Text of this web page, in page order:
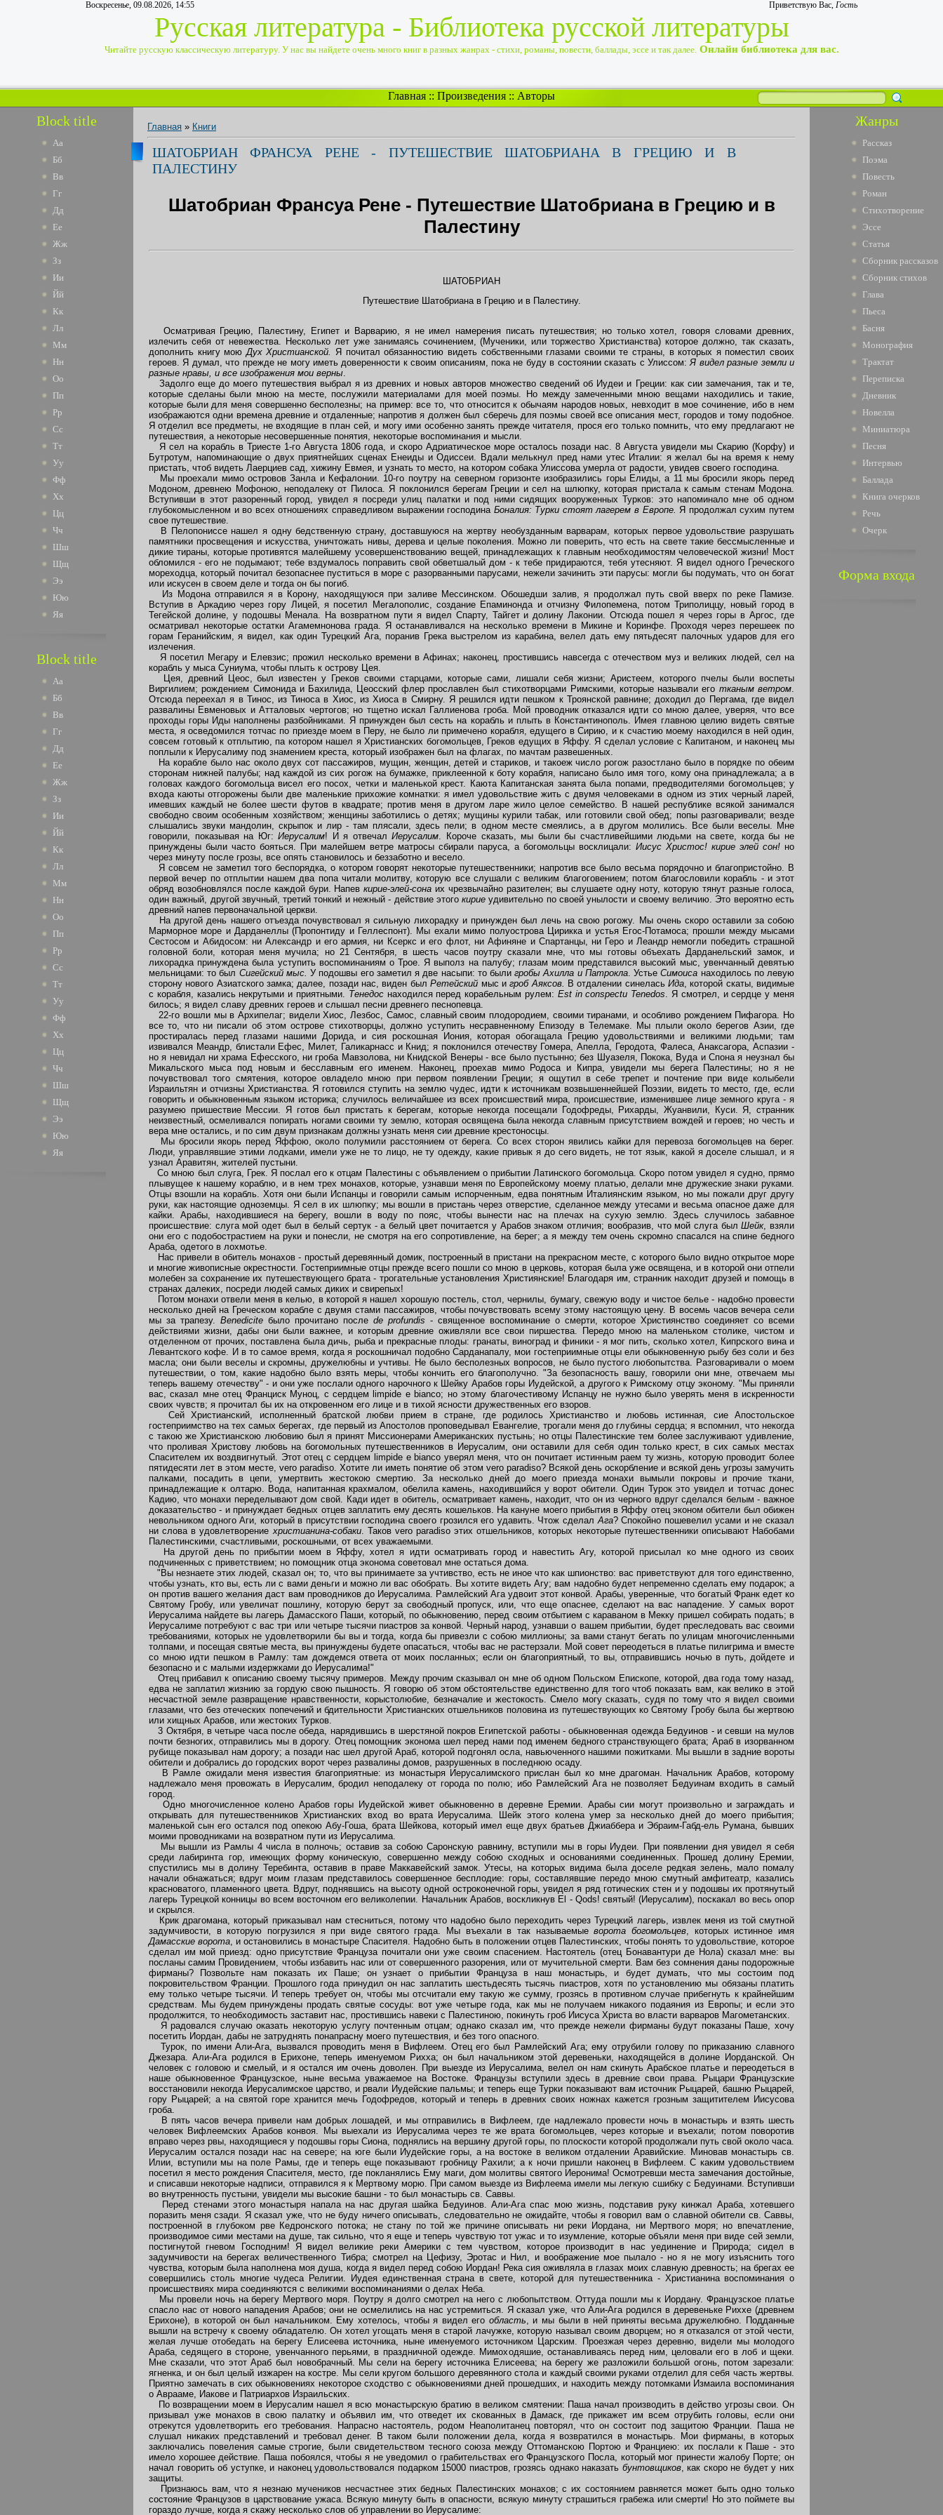
Воскресенье, 09.08.2026, 14:55 Приветствую Вас, Гость
Русская литература - Библиотека русской литературы
Читайте русскую классическую литературу. У нас вы найдете очень много книг в разных жанрах - стихи, романы, повести, баллады, эссе и так далее. Онлайн библиотека для вас.
Главная :: Произведения :: Авторы
Block title
Аа
Бб
Вв
Гг
Дд
Ее
Жж
Зз
Ии
Йй
Кк
Лл
Мм
Нн
Оо
Пп
Рр
Сс
Тт
Уу
Фф
Хх
Цц
Чч
Шш
Щщ
Ээ
Юю
Яя
Block title
Аа
Бб
Вв
Гг
Дд
Ее
Жж
Зз
Ии
Йй
Кк
Лл
Мм
Нн
Оо
Пп
Рр
Сс
Тт
Уу
Фф
Хх
Цц
Чч
Шш
Щщ
Ээ
Юю
Яя
Главная » Книги
ШАТОБРИАН ФРАНСУА РЕНЕ - ПУТЕШЕСТВИЕ ШАТОБРИАНА В ГРЕЦИЮ И В
ПАЛЕСТИНУ
Шатобриан Франсуа Рене - Путешествие Шатобриана в Грецию и в
Палестину
ШАТОБРИАН
Путешествие Шатобриана в Грецию и в Палестину.
Осматривая Грецию, Палестину, Египет и Варварию, я не имел намерения писать путешествия; но только хотел, говоря словами древних,
излечить себя от невежества. Несколько лет уже занимаясь сочинением, (Мученики, или торжество Христианства) которое должно, так сказать,
дополнить книгу мою Дух Христианской.
Я почитал обязанностию видеть собственными глазами своими те страны, в которых я поместил своих
героев. Я думал, что прежде не могу иметь доверенности к своим описаниям, пока не буду в состоянии сказать с Улиссом:Я видел разные земли и
разные нравы, и все изображения мои верны
Задолго еще до моего путешествия выбрал я из древних и новых авторов множество сведений об Иудеи и Греции: как сии замечания, так и те,
которые сделаны были мною на месте, послужили материалами для моей поэмы. Но между замеченными мною вещами находились и такие,
которые были для меня совершенно бесполезны; на пример: все то, что относится к обычаям народов новых, невходит в мое сочинение, ибо в нем
изображаются одни времена древние и отдаленные; напротив я должен был сберечь для поэмы своей все описания мест, городов и тому подобное.
Я отделил все предметы, не входящие в план сей, и могу ими особенно занять прежде читателя, прося его только помнить, что ему предлагают не
путешествия, а некоторые несовершенные понятия, некоторые воспоминания и мысли.
Я сел на корабль в Триесте 1-го Августа 1806 года, и скоро Адриатическое море осталось позади нас. 8 Августа увидели мы Скарию (Корфу) и
Бутротум, напоминающие о двух приятнейших сценах Енеиды и Одиссеи. Вдали мелькнул пред нами утес Италии: я желал бы на время к нему
пристать, чтоб видеть Лаерциев сад, хижину Евмея, и узнать то место, на котором собака Улиссова умерла от радости, увидев своего господина.
Мы проехали мимо островов Занла и Кефалонии. 10-го поутру на северном горизонте изобразились горы Елиды, а 11 мы бросили якорь перед
Модоном, древнею Мофоною, неподалеку от Пилоса. Я поклонился берегам Греции и сел на шлюпку, которая пристала к самым стенам Модона.
Вступивши в этот разоренный город, увидел я посреди улиц палатки и под ними сидящих вооруженных Турков: это напоминало мне об одном
глубокомысленном и во всех отношениях справедливом выражении господина Боналия: Турки стоят лагерем в Европе. Я продолжал сухим путем
свое путешествие.
В Пелопониссе нашел я одну бедственную страну, доставшуюся на жертву необузданным варварам, которых первое удовольствие разрушать
памятники просвещения и искусства, уничтожать нивы, дерева и целые поколения. Можно ли поверить, что есть на свете такие бессмысленные и
дикие тираны, которые противятся малейшему усовершенствованию вещей, принадлежащих к главным необходимостям человеческой жизни! Мост
обломился - его не подымают; тебе вздумалось поправить свой обветшалый дом - к тебе придираются, тебя утесняют. Я видел одного Греческого
мореходца, который почитал безопаснее пуститься в море с разорванными парусами, нежели зачинить эти парусы: могли бы подумать, что он богат
или искусен в своем деле и тогда он бы погиб.
Из Модона отправился я в Корону, находящуюся при заливе Мессинском. Обошедши залив, я продолжал путь свой вверх по реке Памизе.
Вступив в Аркадию через гору Лицей, я посетил Мегалополис, создание Епаминонда и отчизну Филопемена, потом Триполиццу, новый город в
Тегейской долине, у подошвы Менала. На возвратном пути я видел Спарту, Тайгет и долину Лаконии. Отсюда пошел я через горы в Аргос, где
осматривал некоторые остатки Агамемнонова града. Я останавливался на несколько времени в Микине и Коринфе. Проходя через перешеек по
горам Геранийским, я видел, как один Турецкий Ага, поранив Грека выстрелом из карабина, велел дать ему пятьдесят палочных ударов для его
излечения.
Я посетил Мегару и Елевзис; прожил несколько времени в Афинах; наконец, простившись навсегда с отечеством муз и великих людей, сел на
корабль у мыса Суниума, чтобы плыть к острову Цея.
Цея, древний Цеос, был известен у Греков своими старцами, которые сами, лишали себя жизни; Аристеем, которого пчелы были воспеты
Виргилием; рождением Симонида и Бахилида, Цеосский флер прославлен был стихотворцами Римскими, которые называли его тканым ветром
Отсюда переехал я в Тинос, из Тиноса в Хиос, из Хиоса в Смирну. Я решился идти пешком к Троянской равнине; доходил до Пергама, где видел
развалины Евменовых и Атталовых чертогов; но тщетно искал Галлиенова гроба. Мой проводник отказался идти со мною далее, уверяя, что все
проходы горы Иды наполнены разбойниками. Я принужден был сесть на корабль и плыть в Константинополь. Имея главною целию видеть святые
места, я осведомился тотчас по приезде моем в Перу, не было ли примечено корабля, едущего в Сирию, и к счастию моему находился в ней один,
совсем готовый к отплытию, па котором нашел я Христианских богомольцев, Греков едущих в Яффу. Я сделал условие с Капитаном, и наконец мы
поплыли к Иерусалиму под знамением креста, который изображен был на флагах, по мачтам развешенных.
На корабле было нас около двух сот пассажиров, мущин, женщин, детей и стариков, и такоеж число рогож разостлано было в порядке по обеим
сторонам нижней палубы; над каждой из сих рогож на бумажке, приклеенной к боту корабля, написано было имя того, кому она принадлежала; а в
головах каждого богомольца висел его посох, четки и маленькой крест. Каюта Капитанская занята была попами, предводителями богомольцев; у
входа каюты отгорожены были две маленькие прихожие комнатки: я имел удовольствие жить с двумя человеками в одном из этих черный ларей,
имевших каждый не более шести футов в квадрате; против меня в другом ларе жило целое семейство. В нашей республике всякой занимался
свободно своим особенным хозяйством; женщины заботились о детях; мущины курили табак, или готовили свой обед; попы разговаривали; везде
слышались звуки мандолин, скрыпок и лир - там плясали, здесь пели; в одном месте смеялись, а в другом молились. Все были веселы. Мне
говорили, показывая на Юг:Иерусалим! И я отвечалИерусалим . Короче сказать, мы были бы счастливейшими людьми на свете, когда бы не
принуждены были часто бояться. При малейшем ветре матросы сбирали паруса, а богомольцы восклицали: Иисус Христос! кирие элей сон! но
через минуту после грозы, все опять становилось и беззаботно и весело.
Я совсем не заметил того беспорядка, о котором говорят некоторые путешественники; напротив все было весьма порядочно и благопристойно. В
первой вечер по отплытии нашем два попа читали молитву, которую все слушали с великим благоговением; потом благословили корабль - и этот
обряд возобновлялся после каждой бури. Напевкирие-элей-сона их чрезвычайно разителен; вы слушаете одну ноту, которую тянут разные голоса,
один важный, другой звучный, третий тонкий и нежный - действие этогокирие удивительно по своей унылости и своему величию. Это вероятно есть
древний напев первоначальной церкви.
На другой день нашего отъезда почувствовал я сильную лихорадку и принужден был лечь на свою рогожу. Мы очень скоро оставили за собою
Марморное море и Дарданеллы (Пропонтиду и Геллеспонт). Мы ехали мимо полуострова Цирикка и устья Егос-Потамоса; прошли между мысами
Сестосом и Абидосом: ни Александр и его армия, ни Ксеркс и его флот, ни Афиняне и Спартанцы, ни Геро и Леандр немогли победить страшной
головной боли, которая меня мучила; но 21 Сентября, в шесть часов поутру сказали мне, что мы готовы объехать Дарданельский замок, и
лихорадка принуждена была уступить воспоминаниям о Трое. Я выполз на палубу; глазам моим представился высокий мыс, увенчанный девятью
мельницами: то был Сигейский мыс. У подошвы его заметил я две насыпи: то былигробы Ахилла и Патрокла. УстьеСимоиса находилось по левую
сторону нового Азиатского замка; далее, позади нас, виден былРетейский мыс игроб Аяксов. В отдалении синелась Ида, которой скаты, видимые
с корабля, казались некрутыми и приятными. Тенедоснаходился перед корабельным рулем: Est in conspectu Tenedos . Я смотрел, и сердце у меня
билось; я видел славу древних героев и слышал песни древнего песнопевца.
22-го вошли мы в Архипелаг; видели Хиос, Лезбос, Самос, славный своим плодородием, своими тиранами, и особливо рождением Пифагора. Но
все то, что ни писали об этом острове стихотворцы, должно уступить несравненному Епизоду в Телемаке. Мы плыли около берегов Азии, где
простиралась перед глазами нашими Дорида, и сия роскошная Иония, которая обогащала Грецию удовольствиями и великими людьми; там
извивался Меандр, блистали Ефес, Милет, Галикарнасс и Книд; я поклонился отечеству Гомера, Апелла, Геродота, Фалеса, Анаксагора, Аспазии -
но я невидал ни храма Ефесского, ни гроба Мавзолова, ни Книдской Венеры - все было пустынно; без Шуазеля, Покока, Вуда и Спона я неузнал бы
Микальского мыса под новым и бесславным его именем. Наконец, проехав мимо Родоса и Кипра, увидели мы берега Палестины; но я не
почувствовал того смятения, которое овладело мною при первом появлении Греции; я ощутил в себе трепет и почтение при виде колыбели
Израильтян и отчизны Христианства. Я готовился ступить на землю чудес, идти к источникам возвышеннейшей Поэзии, видеть то место, где, если
говорить и обыкновенным языком историка; случилось величайшее из всех происшествий мира, происшествие, изменившее лице земного круга - я
разумею пришествие Мессии. Я готов был пристать к берегам, которые некогда посещали Годофреды, Рихарды, Жуанвили, Куси. Я, странник
неизвестный, осмеливался попирать ногами своими ту землю, которая освящена была некогда славным присутствием вождей и героев; но честь и
вера мне остались, и по сим двум признакам должны узнать меня сии древние крестоносцы.
Мы бросили якорь перед Яффою, около полумили расстоянием от берега. Со всех сторон явились кайки для перевоза богомольцев на берег.
Люди, управлявшие этими лодками, имели уже не то лицо, не ту одежду, какие привык я до сего видеть, не тот язык, какой я доселе слышал, и я
узнал Аравитян, жителей пустыни.
Со мною был слуга, Грек. Я послал его к отцам Палестины с объявлением о прибытии Латинского богомольца. Скоро потом увидел я судно, прямо
плывущее к нашему кораблю, и в нем трех монахов, которые, узнавши меня по Европейскому моему платью, делали мне дружеские знаки руками.
Отцы взошли на корабль. Хотя они были Испанцы и говорили самым испорченным, едва понятным Италиянским языком, но мы пожали друг другу
руки, как настоящие одноземцы. Я сел в их шлюпку; мы вошли в пристань через отверстие, сделанное между утесами и весьма опасное даже для
кайки. Арабы, находившиеся на берегу, вошли в воду по пояс, чтобы вынести нас на плечах на сухую землю. Здесь случилось забавное
происшествие: слуга мой одет был в белый сертук - а белый цвет почитается у Арабов знаком отличия; вообразив, что мой слуга былШейк, взяли
они его с подобострастием на руки и понесли, не смотря на его сопротивление, на берег; а я между тем очень скромно спасался на спине бедного
Араба, одетого в лохмотье.
Нас привели в обитель монахов - простый деревянный домик, построенный в пристани на прекрасном месте, с которого было видно открытое море
и многие живописные окрестности. Гостеприимные отцы прежде всего пошли со мною в церковь, которая была уже освящена, и в которой они отпели
молебен за сохранение их путешествующего брата - трогательные установления Християнские! Благодаря им, странник находит друзей и помощь в
странах далеких, посреди людей самых диких и свирепых!
Потом монахи отвели меня в келью, в которой я нашел хорошую постель, стол, чернилы, бумагу, свежую воду и чистое белье - надобно провести
несколько дней на Греческом корабле с двумя стами пассажиров, чтобы почувствовать всему этому настоящую цену. В восемь часов вечера сели
мы за трапезу. Benedicite было прочитано после de profundis - священное воспоминание о смерти, которое Християнство соединяет со всеми
действиями жизни, дабы они были важнее, и которым древние оживляли все свои пиршества. Передо мною на маленьком столике, чистом и
отделенном от прочих, поставлена была дичь, рыба и прекрасные плоды: гранаты, виноград и финики - я мог пить, сколько хотел, Кипрского вина и
Левантского кофе. И в то самое время, когда я роскошничал подобно Сарданапалу, мои гостеприимные отцы ели обыкновенную рыбу без соли и без
масла; они были веселы и скромны, дружелюбны и учтивы. Не было бесполезных вопросов, не было пустого любопытства. Разговаривали о моем
путешествии, о том, какие надобно было взять меры, чтобы кончить его благополучно. "За безопасность вашу, говорили они мне, отвечаем мы
теперь вашему отечеству" - и они уже послали одного нарочного к Шейку Арабов горы Иудейской, а другого к Римскому отцу эконому. "Мы приняли
вас, сказал мне отец Франциск Муноц, с сердцем limpide e bianco; но этому благочестивому Испанцу не нужно было уверять меня в искренности
своих чувств; я прочитал бы их на откровенном его лице и в тихой ясности дружественных его взоров.
Сей Христианский, исполненный братской любви прием в стране, где родилось Христианство и любовь истинная, сие Апостольское
гостеприимство на тех самых берегах, где первый из Апостолов проповедывал Евангелие, трогали меня до глубины сердца; я вспомнил, что некогда
с такою же Христианскою любовию был я принят Миссионерами Американских пустынь; но отцы Палестинские тем более заслуживают удивление,
что проливая Христову любовь на богомольных путешественников в Иерусалим, они оставили для себя один только крест, в сих самых местах
Спасителем их воздвигнутый. Этот отец с сердцем limpide e bianco уверял меня, что он почитает истинным раем ту жизнь, которую проводит более
пятидесяти лет в этом месте, vero paradiso. Хотите ли иметь понятие об этом vero paradiso? Всякой день оскорбление и всякой день угрозы замучить
палками, посадить в цепи, умертвить жестокою смертию. За несколько дней до моего приезда монахи вымыли покровы и прочие ткани,
принадлежащие к олтарю. Вода, напитанная крахмалом, обелила камень, находившийся у ворот обители. Один Турок это увидел и тотчас донес
Кадию, что монахи переделывают дом свой. Кади идет в обитель, осматривает камень, находит, что он из черного вдруг сделался белым - важное
доказательство - и принуждает бедных отцев заплатить ему десять кошельков. На кануне моего прибытия в Яффу отец эконом обители был обижен
невольником одного Аги, который в присутствии господина своего грозился его удавить. Чтож сделал Ага? Спокойно пошевелил усами и не сказал
ни слова в удовлетворение христианина-собаки. Таков vero paradiso этих отшельников, которых некоторые путешественники описывают Набобами
Палестинскими, счастливыми, роскошными, от всех уважаемыми.
На другой день по прибытии моем в Яффу, хотел я идти осматривать город и навестить Агу, которой присылал ко мне одного из своих
подчиненных с приветствием; но помощник отца эконома советовал мне остаться дома.
"Вы незнаете этих людей, сказал он; то, что вы принимаете за учтивство, есть не иное что как шпионство: вас приветствуют для того единственно,
чтобы узнать, кто вы, есть ли с вами деньги и можно ли вас обобрать. Вы хотите видеть Агу; вам надобно будет непременно сделать ему подарок; а
он против вашего желания даст вам проводников до Иерусалима. Рамлейский Ага удвоит этот конвой. Арабы, уверенные, что богатый Франк едет ко
Святому Гробу, или увеличат пошлину, которую берут за свободный пропуск, или, что еще опаснее, сделают на вас нападение. У самых ворот
Иерусалима найдете вы лагерь Дамасского Паши, который, по обыкновению, перед своим отбытием с караваном в Мекку пришел собирать подать; в
Иерусалиме потребуют с вас три или четыре тысячи пиастров за конвой. Черный народ, узнавши о вашем прибытии, будет преследовать вас своими
требованиями, которых не удовлетворили бы вы и тогда, когда бы привезли с собою миллионы; за вами станут бегать по улицам многочисленными
толпами, и посещая святые места, вы принуждены будете опасаться, чтобы вас не растерзали. Мой совет переодеться в платье пилигрима и вместе
со мною идти пешком в Рамлу: там дождемся ответа от моих посланных; если он благоприятный, то вы, отправившись ночью в путь, дойдете и
безопасно и с малыми издержками до Иерусалима!"
Отец прибавил к описанию своему тысячу примеров. Между прочим сказывал он мне об одном Польском Епископе, которой, два года тому назад,
едва не заплатил жизнию за гордую свою пышность. Я говорю об этом обстоятельстве единственно для того чтоб показать вам, как велико в этой
несчастной земле развращение нравственности, корыстолюбие, безначалие и жестокость. Смело могу сказать, судя по тому что я видел своими
глазами, что без отеческих попечений и бдительности Христианских отшельников половина из путешествующих ко Святому Гробу была бы жертвою
или хищных Арабов, или жестоких Турков.
3 Октября, в четыре часа после обеда, нарядившись в шерстяной покров Египетской работы - обыкновенная одежда Бедуинов - и севши на мулов
почти безногих, отправились мы в дорогу. Отец помощник эконома шел перед нами под именем бедного странствующего брата; Араб в изорванном
рубище показывал нам дорогу; а позади нас шел другой Араб, которой подгонял осла, навьюченного нашими пожитками. Мы вышли в задние вороты
обители и добрались до городских ворот через развалины домов, разрушенных в последнюю осаду.
В Рамле ожидали меня известия благоприятные: из монастыря Иерусалимского прислан был ко мне драгоман. Начальник Арабов, которому
надлежало меня провожать в Иерусалим, бродил неподалеку от города по полю; ибо Рамлейский Ага не позволяет Бедуинам входить в самый
город.
Одно многочисленное колено Арабов горы Иудейской живет обыкновенно в деревне Еремии. Арабы сии могут произвольно и заграждать и
открывать для путешественников Христианских вход во врата Иерусалима. Шейк этого колена умер за несколько дней до моего прибытия;
маленькой сын его остался под опекою Абу-Гоша, брата Шейкова, который имел еще двух братьев Джиаббера и Эбраим-Габд-ель Румана, бывших
моими проводниками на возвратном пути из Иерусалима.
Мы вышли из Рамлы 4 числа в полночь; оставив за собою Саронскую равнину, вступили мы в горы Иудеи. При появлении дня увидел я себя
среди лабиринта гор, имеющих форму коническую, совершенно между собою сходных и основаниями соединенных. Прошед долину Еремии,
спустились мы в долину Теребинта, оставив в праве Маккавейский замок. Утесы, на которых видима была доселе редкая зелень, мало помалу
начали обнажаться; вдруг моим глазам представилось совершенное бесплодие: горы, составлявшие передо мною смутный амфитеатр, казались
красноватого, пламенного цвета. Вдруг, поднявшись на высоту одной остроконечной горы, увидел я ряд готических стен и у подошвы их протянутый
лагерь Турецкой конницы во всем восточном его великолепии. Начальник Арабов, воскликнув El - Qods! святый! (Иерусалим), поскакал во весь опор
и скрылся.
Крик драгомана, который приказывал нам стесниться, потому что надобно было переходить через Турецкий лагерь, извлек меня из той смутной
задумчивости, в которую погрузился я при виде святого града. Мы въехали в так называемыеворота богомольцев , которых истинное имя
Дамасские ворота , и остановились в монастыре Спасителя. Надобно быть в положении отцев Палестинских, чтобы понять то удовольствие, которое
сделал им мой приезд: одно присутствие Француза почитали они уже своим спасением. Настоятель (отец Бонавантури де Нола) сказал мне: вы
посланы самим Провидением, чтобы избавить нас или от совершенного разорения, или от мучительной смерти. Вам без сомнения даны подорожные
фирманы? Позвольте нам показать их Паше; он узнает о прибытии Француза в наш монастырь, и будет думать, что мы состоим под
покровительством Франции. Прошлого года принудил он нас заплатить шестьдесять тысячь пиастров, хотя по установлению мы обязаны платить
ему только четыре тысячи. И теперь требует он, чтобы мы отсчитали ему такую же сумму, грозясь в противном случае прибегнуть к крайнейшим
средствам. Мы будем принуждены продать святые сосуды: вот уже четыре года, как мы не получаем никакого подаяния из Европы; и если это
продолжится, то необходимость заставит нас, простившись навеки с Палестиною, покинуть гроб Иисуса Христа во власти варваров Магометанских.
Я радовался случаю оказать некоторую услугу почтенным отцам; однако сказал им, что прежде нежели фирманы будут показаны Паше, хочу
посетить Иордан, дабы не затруднять понапрасну моего путешествия, и без того опасного.
Турок, по имени Али-Ага, вызвался проводить меня в Вифлеем. Отец его был Рамлейский Ага; ему отрубили голову по приказанию славного
Джезара. Али-Ага родился в Ерихоне, теперь именуемом Рихха; он был начальником этой деревеньки, находящейся в долине Иорданской. Он
человек с головою и смелый, и я остался им очень доволен. При выезде из Иерусалима, велел он нам скинуть Арабское платье и переодеться в
наше обыкновенное Французское, ныне весьма уважаемое на Востоке. Французы вступили здесь в древние свои права. Рыцари Французские
восстановили некогда Иерусалимское царство, и рвали Иудейские пальмы; и теперь еще Турки показывают вам источник Рыцарей, башню Рыцарей,
гору Рыцарей; а на святой горе хранится мечь Годофредов, который и теперь в древних своих ножнах кажется грозным защитителем Иисусова
гроба.
В пять часов вечера привели нам добрых лошадей, и мы отправились в Вифлеем, где надлежало провести ночь в монастырь и взять шесть
человек Вифлеемских Арабов конвоя. Мы выехали из Иерусалима через те же врата богомольцев, через которые и въехали; потом поворотив
вправо через рвы, находящиеся у подошвы горы Сиона, поднялись на вершину другой горы, по плоскости которой продолжали путь свой около часа.
Иерусалим остался позади нас на севере; на юге были Иудейские горы, а на востоке в великом отдалении Аравийские. Миновав монастырь св.
Илии, вступили мы на поле Рамы, где и теперь еще показывают гробницу Рахили; а к ночи пришли наконец в Вифлеем. С каким удовольствием
посетил я место рождения Спасителя, место, где покланялись Ему маги, дом молитвы святого Иеронима! Осмотревши места замечания достойные,
и списавши некоторые надписи, отправился я к Мертвому морю. При самом выезде из Вифлеема имели мы легкую сшибку с Бедуинами. Вступивши
во внутренность пустыни, увидели мы высокие башни - то был монастырь св. Саввы.
Перед стенами этого монастыря напала на нас другая шайка Бедуинов. Али-Ага спас мою жизнь, подставив руку кинжал Араба, хотевшего
поразить меня сзади. Я сказал уже, что не буду ничего описывать, следовательно не ожидайте, чтобы я говорил вам о славной обители св. Саввы,
построенной в глубоком рве Кедронского потока; не стану по той же причине описывать ни реки Иордана, ни Мертвого моря; но впечатление,
производимое сими местами на душе, так сильно, что я еще и теперь чувствую тот ужас и то изумление, которые объяли меня при виде сей земли,
постигнутой гневом Господним! Я видел великие реки Америки с тем чувством, которое производит в нас уединение и Природа; сидел в
задумчивости на берегах величественного Тибра; смотрел на Цефизу, Эротас и Нил, и воображение мое пылало - но я не могу изъяснить того
чувства, которым была наполнена моя душа, когда я видел перед собою Иордан! Река сия оживляла в глазах моих славную древность; на брегах ее
совершились столь многие чудеса Религии. Иудея единственная страна в свете, которой для путешественника - Христианина воспоминания о
происшествиях мира соединяются с великими воспоминаниями о делах Неба.
Мы провели ночь на берегу Мертвого моря. Поутру я долго смотрел на него с любопытством. Оттуда пошли мы к Иордану. Французское платье
спасло нас от нового нападения Арабов; они не осмелились на нас устремиться. Я сказал уже, что Али-Ага родился в деревеньке Риххе (древнем
Ерихоне), в которой он был начальником. Ему хотелось, чтобы я видел его область , и мы были в ней приняты весьма дружелюбно. Подданные
вышли на встречу к своему обладателю. Он хотел угощать меня в старой лачужке, которую называл своим дворцем; но я отказался от этой чести,
желая лучше отобедать на берегу Елисеева источника, ныне именуемого источником Царским. Проезжая через деревню, видели мы молодого
Араба, седящего в стороне, увенчанного перьями, в праздничной одежде. Мимоходяшие, останавливаясь перед ним, целовали его в лоб и щеки.
Мне сказали, что этот Араб был новобрачный. Мы сели на берегу источника Елисеева; на берегу же разложили большой огонь, потом зарезали:
ягненка, и он был целый изжарен на костре. Мы сели кругом большого деревянного стола и каждый своими руками отделил для себя часть жертвы.
Приятно замечать в сих обыкновениях некоторое сходство с обыкновениями дней прошедших, и находить между потомками Измаила воспоминания
о Аврааме, Иакове и Патриархов Израильских.
По возвращении моем в Иерусалим нашел я всю монастырскую братию в великом смятении: Паша начал производить в действо угрозы свои. Он
призывал уже монахов в свою палатку и объявил им, что отведет их скованных в Дамаск, где прикажет им всем отрубить головы, если они
отрекутся удовлетворить его требования. Напрасно настоятель, родом Неаполитанец повторял, что он состоит под защитою Франции. Паша не
слушал никаких представлений и требовал денег. В таком были положении дела, когда я возвратился в монастырь. Мои фирманы, в которых
заключались повеления самые строгие, были свидетельством тесного союза между Оттоманскою Портою и Франциею: их послали к Паше - это
имело хорошее действие. Паша побоялся, чтобы я не уведомил о грабительствах его Французского Посла, который мог принести жалобу Порте; он
начал говорить об уступке, и наконец удовольствовался подарком 15000 пиастров, грозясь однако наказать бунтовщиков, как скоро не будет у них
защиты.
Признаюсь вам, что я незнаю мучеников несчастнее этих бедных Палестинских монахов; с их состоянием равняется может быть одно только
состояние Французов в царствование ужаса. Всякую минуту быть в опасности, всякую минуту страшиться грабежа или смерти! Но это поймете вы
гораздо лучше, когда я скажу несколько слов об управлении во Иерусалиме:
Жанры
Рассказ
Поэма
Повесть
Роман
Стихотворение
Эссе
Статья
Сборник рассказов
Сборник стихов
Глава
Пьеса
Басня
Монография
Трактат
Переписка
Дневник
Новелла
Миниатюра
Песня
Интервью
Баллада
Книга очерков
Речь
Очерк
Форма входа